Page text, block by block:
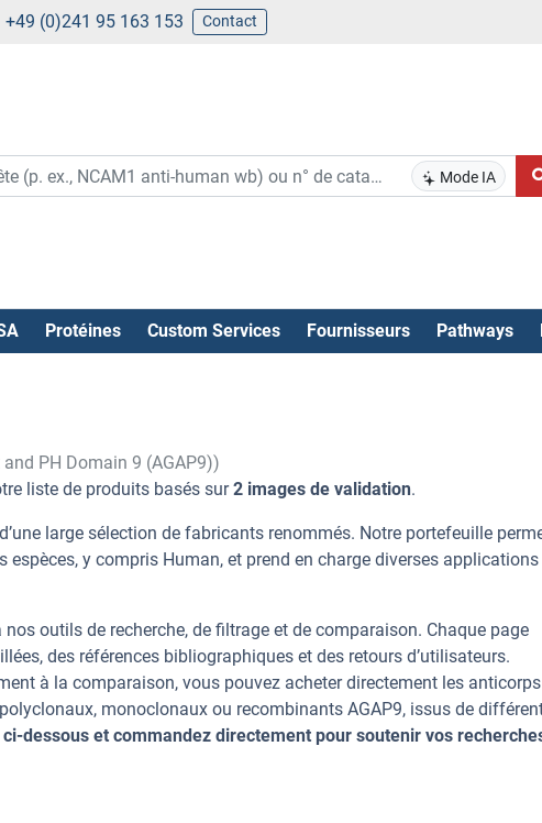
+49 (0)241 95 163 153 Contact
Mode IA
Protéines Custom Services Fournisseurs Pathways
PH Domain 9 (AGAP9))
liste de produits basés sur2 images de validation.
large sélection de fabricants renommés. Notre portefeuille
espèces, y compris Human, et prend en charge diverses applications
outils de recherche, de filtrage et de comparaison. Chaque page
des références bibliographiques et des retours d’utilisateurs.
à la comparaison, vous pouvez acheter directement les anticorps
monoclonaux ou recombinants AGAP9, issus de
dessous et commandez directement pour soutenir vos